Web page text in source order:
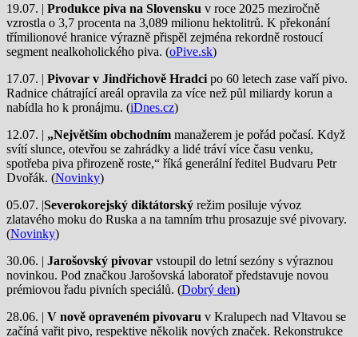
19.07. | Produkce piva na Slovensku v roce 2025 meziročně
vzrostla o 3,7 procenta na 3,089 milionu hektolitrů. K překonání
třímilionové hranice výrazně přispěl zejména rekordně rostoucí
segment nealkoholického piva. (oPive.sk)
17.07. | Pivovar v Jindřichově Hradci po 60 letech zase vaří pivo.
Radnice chátrající areál opravila za více než půl miliardy korun a
nabídla ho k pronájmu. (iDnes.cz)
12.07. | „Největším obchodním manažerem je pořád počasí. Když
svítí slunce, otevřou se zahrádky a lidé tráví více času venku,
spotřeba piva přirozeně roste,“ říká generální ředitel Budvaru Petr
Dvořák. (Novinky)
05.07. |Severokorejský diktátorský režim posiluje vývoz
zlatavého moku do Ruska a na tamním trhu prosazuje své pivovary.
(Novinky)
30.06. | Jarošovský pivovar vstoupil do letní sezóny s výraznou
novinkou. Pod značkou Jarošovská laboratoř představuje novou
prémiovou řadu pivních speciálů. (Dobrý den)
28.06. | V nově opraveném pivovaru v Kralupech nad Vltavou se
začíná vařit pivo, respektive několik nových značek. Rekonstrukce